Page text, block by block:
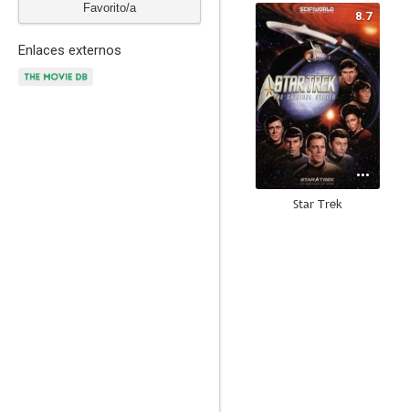
Favorito/a
Enlaces externos
8.7
Star Trek